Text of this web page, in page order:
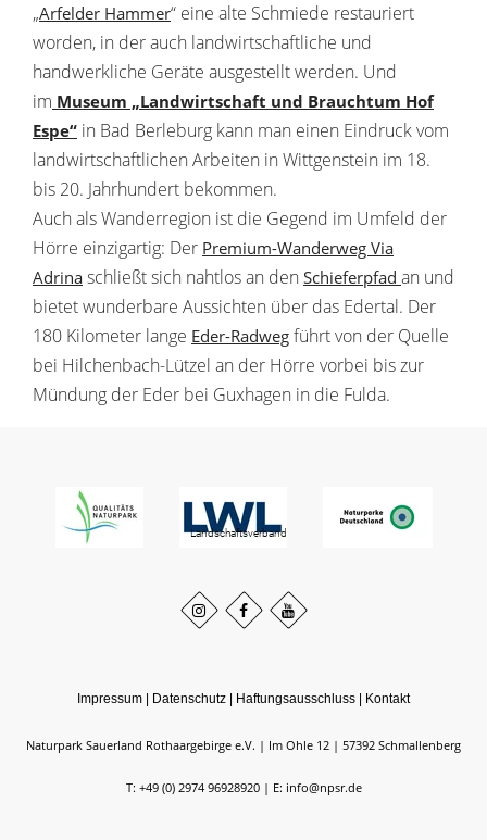
„Arfelder Hammer“ eine alte Schmiede restauriert
worden, in der auch landwirtschaftliche und
handwerkliche Geräte ausgestellt werden. Und
im Museum „Landwirtschaft und Brauchtum Hof
Espe“ in Bad Berleburg kann man einen Eindruck vom
landwirtschaftlichen Arbeiten in Wittgenstein im 18.
bis 20. Jahrhundert bekommen.
Auch als Wanderregion ist die Gegend im Umfeld der
Hörre einzigartig: Der Premium-Wanderweg Via
Adrina schließt sich nahtlos an den Schieferpfad an und
bietet wunderbare Aussichten über das Edertal. Der
180 Kilometer lange Eder-Radweg führt von der Quelle
bei Hilchenbach-Lützel an der Hörre vorbei bis zur
Mündung der Eder bei Guxhagen in die Fulda.
Impressum Datenschutz Haftungsausschluss Kontakt
Naturpark Sauerland Rothaargebirge e.V. Im Ohle 12 57392 Schmallenberg
T: +49 (0) 2974 96928920 E: info@npsr.de